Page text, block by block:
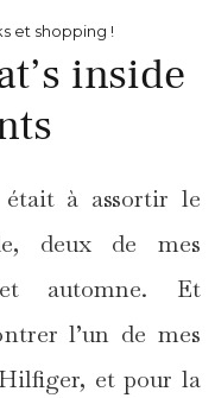
et shopping !
inside
à assortir le
deux de mes
automne. Et
l’un de mes
et pour la